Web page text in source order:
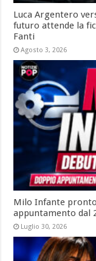
Luca Argentero
futuro attende la
Fanti
Agosto 3, 2026
Milo Infante
appuntamento dal
Luglio 30, 2026